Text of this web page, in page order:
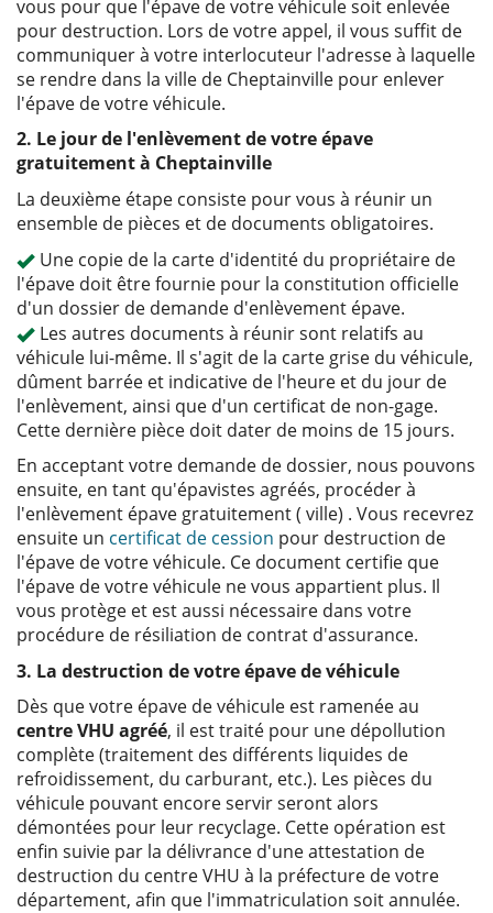
vous pour que l'épave de votre véhicule soit enlevée
pour destruction. Lors de votre appel, il vous suffit de
communiquer à votre interlocuteur l'adresse à laquelle
se rendre dans la ville de Cheptainville pour enlever
l'épave de votre véhicule.
2. Le jour de l'enlèvement de votre épave
gratuitement à Cheptainville
La deuxième étape consiste pour vous à réunir un
ensemble de pièces et de documents obligatoires.
Une copie de la carte d'identité du propriétaire de
l'épave doit être fournie pour la constitution officielle
d'un dossier de demande d'enlèvement épave.
Les autres documents à réunir sont relatifs au
véhicule lui-même. Il s'agit de la carte grise du véhicule,
dûment barrée et indicative de l'heure et du jour de
l'enlèvement, ainsi que d'un certificat de non-gage.
Cette dernière pièce doit dater de moins de 15 jours.
En acceptant votre demande de dossier, nous pouvons
ensuite, en tant qu'épavistes agréés, procéder à
l'enlèvement épave gratuitement ( ville) . Vous recevrez
ensuite un certificat de cession pour destruction de
l'épave de votre véhicule. Ce document certifie que
l'épave de votre véhicule ne vous appartient plus. Il
vous protège et est aussi nécessaire dans votre
procédure de résiliation de contrat d'assurance.
3. La destruction de votre épave de véhicule
Dès que votre épave de véhicule est ramenée au
centre VHU agréé, il est traité pour une dépollution
complète (traitement des différents liquides de
refroidissement, du carburant, etc.). Les pièces du
véhicule pouvant encore servir seront alors
démontées pour leur recyclage. Cette opération est
enfin suivie par la délivrance d'une attestation de
destruction du centre VHU à la préfecture de votre
département, afin que l'immatriculation soit annulée.